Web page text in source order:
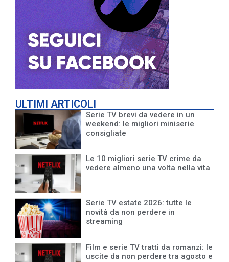
ULTIMI ARTICOLI
Serie TV brevi da vedere in un
weekend: le migliori miniserie
consigliate
Le 10 migliori serie TV crime da
vedere almeno una volta nella vita
Serie TV estate 2026: tutte le
novità da non perdere in
streaming
Film e serie TV tratti da romanzi: le
uscite da non perdere tra agosto e